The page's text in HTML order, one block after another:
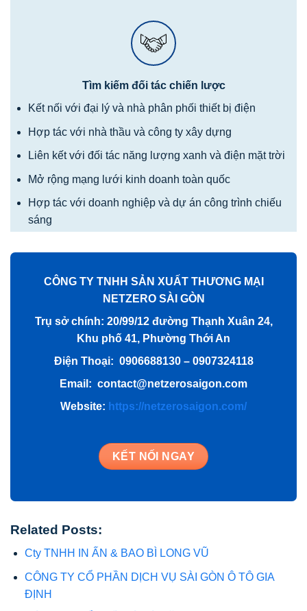
Tìm kiếm đối tác chiến lược
Kết nối với đại lý và nhà phân phối thiết bị điện
Hợp tác với nhà thầu và công ty xây dựng
Liên kết với đối tác năng lượng xanh và điện mặt trời
Mở rộng mạng lưới kinh doanh toàn quốc
Hợp tác với doanh nghiệp và dự án công trình chiếu
sáng
CÔNG TY TNHH SẢN XUẤT THƯƠNG MẠI
NETZERO SÀI GÒN
Trụ sở chính: 20/99/12 đường Thạnh Xuân 24,
Khu phố 41, Phường Thới An
Điện Thoại: 0906688130 – 0907324118
Email: contact@netzerosaigon.com
Website: https://netzerosaigon.com/
KẾT NỐI NGAY
Related Posts:
Cty TNHH IN ẤN & BAO BÌ LONG VŨ
CÔNG TY CỔ PHẦN DỊCH VỤ SÀI GÒN Ô TÔ GIA
ĐỊNH